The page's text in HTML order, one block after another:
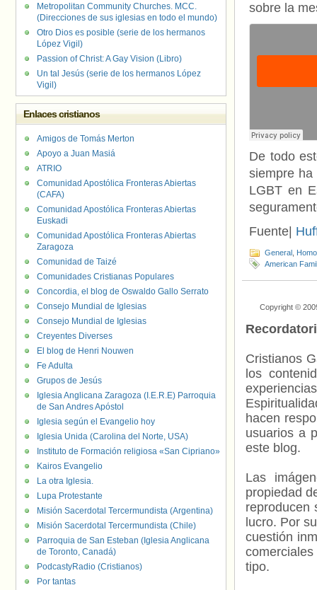
sobre la
De todo
siempre
LGBT en
Fuente|
General
American
Copyright ©
Cristianos
los
hacen
usuarios a
este blog.
Las
propiedad
reproducen
lucro. Por
cuestión
tipo.
Metropolitan Community Churches. MCC.
(Direcciones de sus iglesias en todo el mundo)
Otro Dios es posible (serie de los hermanos
López Vigil)
Passion of Christ: A Gay Vision (Libro)
Un tal Jesús (serie de los hermanos López
Vigil)
Enlaces cristianos
Amigos de Tomás Merton
Apoyo a Juan Masiá
ATRIO
Comunidad Apostólica Fronteras Abiertas
(CAFA)
Comunidad Apostólica Fronteras Abiertas
Euskadi
Comunidad Apostólica Fronteras Abiertas
Zaragoza
Comunidad de Taizé
Comunidades Cristianas Populares
Concordia, el blog de Oswaldo Gallo Serrato
Consejo Mundial de Iglesias
Consejo Mundial de Iglesias
Creyentes Diverses
El blog de Henri Nouwen
Fe Adulta
Grupos de Jesús
Iglesia Anglicana Zaragoza (I.E.R.E) Parroquia
de San Andres Apóstol
Iglesia según el Evangelio hoy
Iglesia Unida (Carolina del Norte, USA)
Instituto de Formación religiosa «San Cipriano»
Kairos Evangelio
La otra Iglesia.
Lupa Protestante
Misión Sacerdotal Tercermundista (Argentina)
Misión Sacerdotal Tercermundista (Chile)
Parroquia de San Esteban (Iglesia Anglicana
de Toronto, Canadá)
PodcastyRadio (Cristianos)
Por tantas